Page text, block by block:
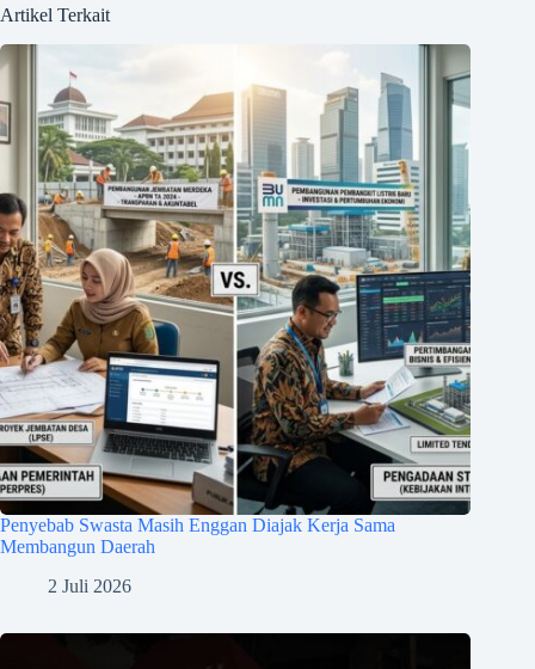
Artikel Terkait
Penyebab Swasta Masih Enggan Diajak Kerja Sama
Membangun Daerah
2 Juli 2026